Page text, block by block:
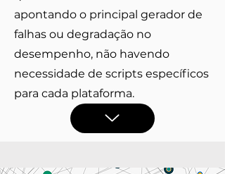
apontando o principal gerador de
falhas ou degradação no
desempenho, não havendo
necessidade de scripts específicos
para cada plataforma.